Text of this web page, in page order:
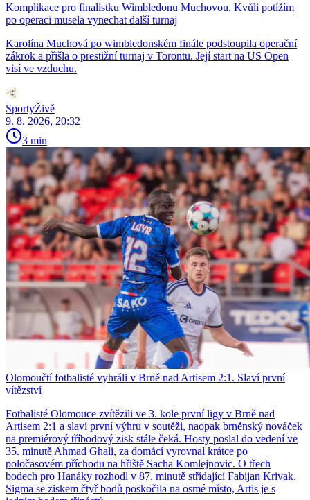
Komplikace pro finalistku Wimbledonu Muchovou. Kvůli potížím
po operaci musela vynechat další turnaj
Karolína Muchová po wimbledonském finále podstoupila operační
zákrok a přišla o prestižní turnaj v Torontu. Její start na US Open
visí ve vzduchu.
SportyŽivě
9. 8. 2026, 20:32
3 min
Olomoučtí fotbalisté vyhráli v Brně nad Artisem 2:1. Slaví první
vítězství
Fotbalisté Olomouce zvítězili ve 3. kole první ligy v Brně nad
Artisem 2:1 a slaví první výhru v soutěži, naopak brněnský nováček
na premiérový tříbodový zisk stále čeká. Hosty poslal do vedení ve
35. minutě Ahmad Ghali, za domácí vyrovnal krátce po
poločasovém příchodu na hřiště Sacha Komlejnovic. O třech
bodech pro Hanáky rozhodl v 87. minutě střídající Fabijan Krivak.
Sigma se ziskem čtyř bodů poskočila na osmé místo, Artis je s